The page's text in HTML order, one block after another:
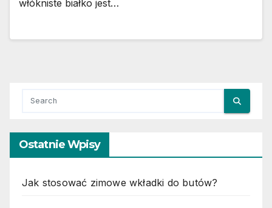
włókniste białko jest…
Ostatnie Wpisy
Jak stosować zimowe wkładki do butów?